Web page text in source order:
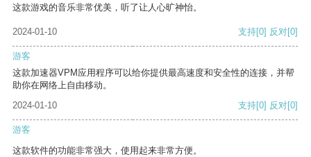
这款游戏的音乐非常优美，听了让人心旷神怡。
2024-01-10 支持[0] 反对[0]
游客
这款加速器VPM应用程序可以给你提供最高速度和安全性的连接，并帮
助你在网络上自由移动。
2024-01-10
支持[0] 反对[0]
游客
这款软件的功能非常强大，使用起来非常方便。